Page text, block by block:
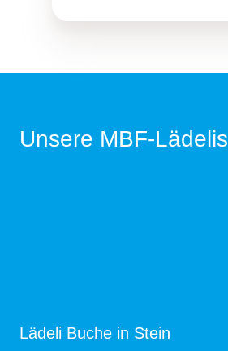
Unsere MBF-Lädelis
Lädeli Buche in Stein